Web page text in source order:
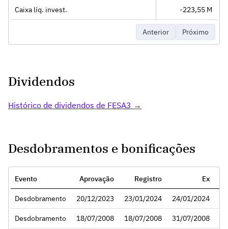
Caixa líq. invest. -223,55 M
Anterior Próximo
Dividendos
Histórico de dividendos de FESA3 →
Desdobramentos e bonificações
Evento Aprovação Registro Ex
Desdobramento 20/12/2023 23/01/2024 24/01/2024
Desdobramento 18/07/2008 18/07/2008 31/07/2008